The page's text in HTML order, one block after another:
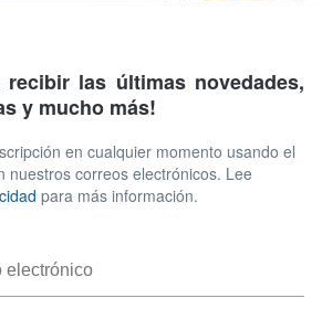
recibir las últimas novedades,
y mucho más!
en cualquier momento usando el
nuestros correos electrónicos. Lee
para más información.